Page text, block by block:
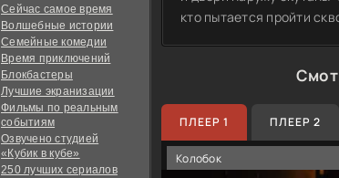
Сейчас самое время
Волшебные истории
Семейные комедии
Время приключений
Блокбастеры
Лучшие экранизации
Фильмы по реальным
событиям
Озвучено студией
«Кубик в кубе»
250 лучших сериалов
кто пытается пройти
ПЛЕЕР 1 ПЛЕЕР 2
Колобок